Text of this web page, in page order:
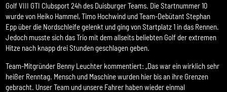
Golf VIII GTI Clubsport 24h des Duisburger Teams. Die Startnummer 10
wurde von Heiko Hammel, Timo Hochwind und Team-Debütant Stephan
Epp über die Nordschleife gelenkt und ging von Startplatz 1 in das Rennen.
Jedoch musste sich das Trio mit dem allseits beliebten Golf der extremen
Hitze nach knapp drei Stunden geschlagen geben.
Team-Mitgründer Benny Leuchter kommentiert: „Das war ein wirklich sehr
heißer Renntag. Mensch und Maschine wurden hier bis an ihre Grenzen
gebracht. Unser Team und unsere Fahrer haben wieder einmal